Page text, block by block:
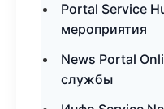
Portal Service
мероприятия
News Portal
службы